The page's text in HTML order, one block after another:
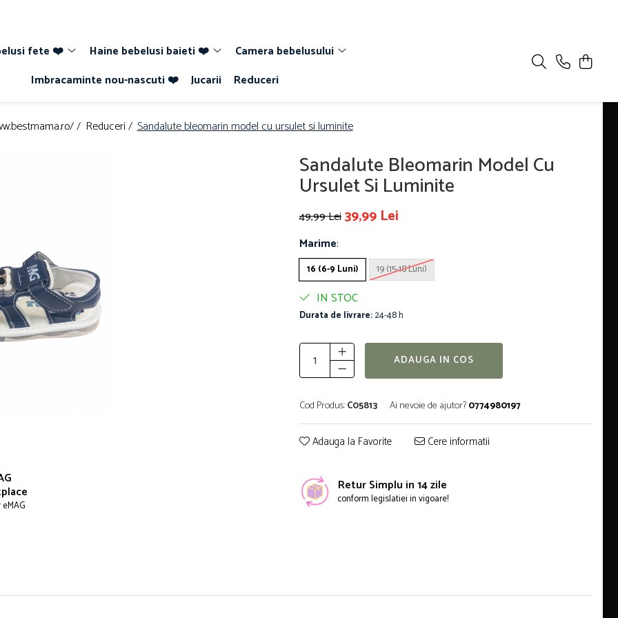
fete ❤️ Haine bebelusi baieti ❤️
Camera bebelusului
Imbracaminte nou-nascuti ❤️
Jucarii Reduceri
/ Reduceri / Sandalute bleomarin model cu ursulet si luminite
Sandalute Bleomarin Model Cu
Ursulet Si Luminite
49,99 Lei39,99 Lei
Marime:
16 (6-9 Luni) 19 (15-18 Luni)
IN STOC
Durata de livrare:24-48 h
ADAUGA IN COS
Cod Produs:C05813 Ai nevoie de ajutor?0774980197
Adauga la Favorite Cere informatii
Retur Simplu in 14 zile
conform legislatiei in vigoare!